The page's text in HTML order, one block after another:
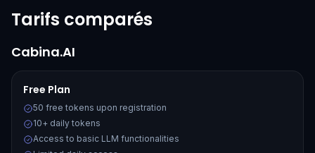
Tarifs comparés
Cabina.AI
Free Plan
50 free tokens upon registration
10+ daily tokens
Access to basic LLM functionalities